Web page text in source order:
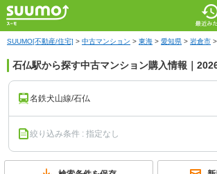
SUUMO[不動産/住宅] > 中古マンション > 東海 > 愛知県 > 岩倉市 >
石仏駅から探す中古マンション購入情報｜
名鉄犬山線/石仏
絞り込み条件 : 指定なし